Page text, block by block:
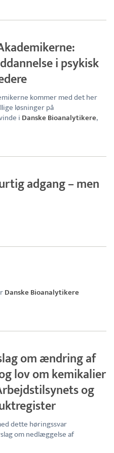
i psykisk
kommer med det her
løsninger på
i Danske Bioanalytikere,
adgang – men
Danske Bioanalytikere
om ændring af
lov om kemikalier
og
dette høringssvar
om nedlæggelse af